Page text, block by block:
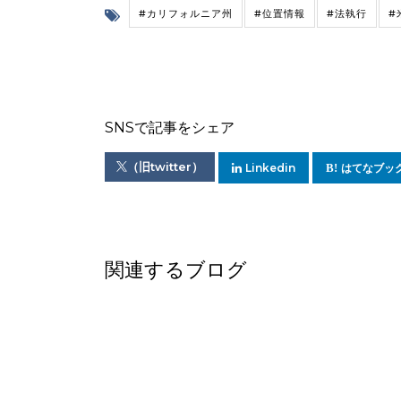
#カリフォルニア州 #位置情報 #法執行 #
SNSで記事をシェア
（旧twitter） Linkedin はてなブッ
関連するブログ